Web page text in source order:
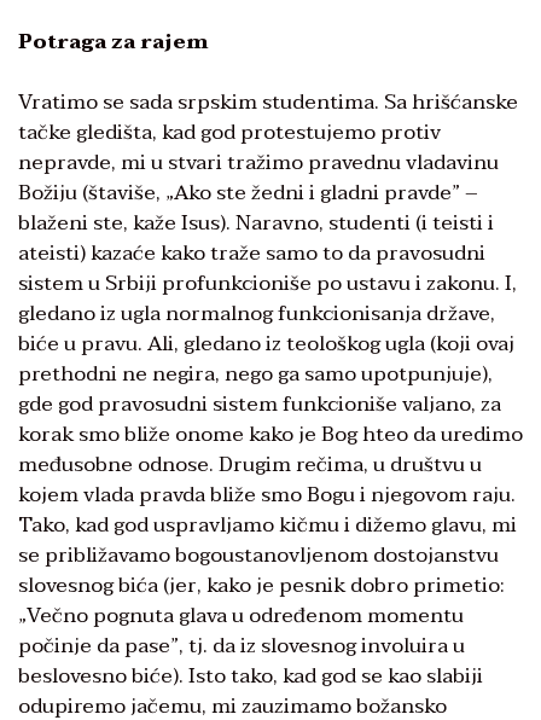
Potraga za rajem
Vratimo se sada srpskim studentima. Sa hrišćanske
tačke gledišta, kad god protestujemo protiv
nepravde, mi u stvari tražimo pravednu vladavinu
Božiju (štaviše, „Ako ste žedni i gladni pravde” –
blaženi ste, kaže Isus). Naravno, studenti (i teisti i
ateisti) kazaće kako traže samo to da pravosudni
sistem u Srbiji profunkcioniše po ustavu i zakonu. I,
gledano iz ugla normalnog funkcionisanja države,
biće u pravu. Ali, gledano iz teološkog ugla (koji ovaj
prethodni ne negira, nego ga samo upotpunjuje),
gde god pravosudni sistem funkcioniše valjano, za
korak smo bliže onome kako je Bog hteo da uredimo
međusobne odnose. Drugim rečima, u društvu u
kojem vlada pravda bliže smo Bogu i njegovom raju.
Tako, kad god uspravljamo kičmu i dižemo glavu, mi
se približavamo bogoustanovljenom dostojanstvu
slovesnog bića (jer, kako je pesnik dobro primetio:
„Večno pognuta glava u određenom momentu
počinje da pase”, tj. da iz slovesnog involuira u
beslovesno biće). Isto tako, kad god se kao slabiji
odupiremo jačemu, mi zauzimamo božansko